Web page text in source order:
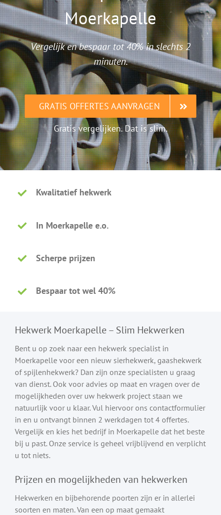
Moerkapelle
Vergelijk en bespaar tot 40% in slechts 2
minuten.
GRATIS OFFERTES AANVRAGEN
Gratis vergelijken. Dat is slim.
Kwalitatief hekwerk
In Moerkapelle e.o.
Scherpe prijzen
Bespaar tot wel 40%
Hekwerk Moerkapelle – Slim Hekwerken
Bent u op zoek naar een hekwerk specialist in
Moerkapelle voor een nieuw sierhekwerk, gaashekwerk
of spijlenhekwerk? Dan zijn onze specialisten u graag
van dienst. Ook voor advies op maat en vragen over de
mogelijkheden over uw hekwerk project staan we
natuurlijk voor u klaar. Vul hiervoor ons contactformulier
in en u ontvangt binnen 2 werkdagen tot 4 offertes.
Vergelijk en kies het bedrijf in Moerkapelle dat het beste
bij u past. Onze service is geheel vrijblijvend en verplicht
u tot niets.
Prijzen en mogelijkheden van hekwerken
Hekwerken en bijbehorende poorten zijn er in allerlei
soorten en maten. Van een op maat gemaakt